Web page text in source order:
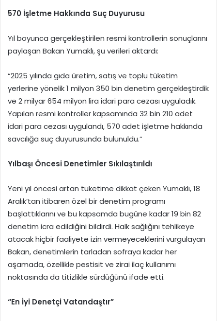
570 İşletme Hakkında Suç Duyurusu
Yıl boyunca gerçekleştirilen resmi kontrollerin sonuçlarını
paylaşan Bakan Yumaklı, şu verileri aktardı:
“2025 yılında gıda üretim, satış ve toplu tüketim
yerlerine yönelik 1 milyon 350 bin denetim gerçekleştirdik
ve 2 milyar 654 milyon lira idari para cezası uyguladık.
Yapılan resmi kontroller kapsamında 32 bin 210 adet
idari para cezası uygulandı, 570 adet işletme hakkında
savcılığa suç duyurusunda bulunuldu.”
Yılbaşı Öncesi Denetimler Sıkılaştırıldı
Yeni yıl öncesi artan tüketime dikkat çeken Yumaklı, 18
Aralık’tan itibaren özel bir denetim programı
başlattıklarını ve bu kapsamda bugüne kadar 19 bin 82
denetim icra edildiğini bildirdi. Halk sağlığını tehlikeye
atacak hiçbir faaliyete izin vermeyeceklerini vurgulayan
Bakan, denetimlerin tarladan sofraya kadar her
aşamada, özellikle pestisit ve zirai ilaç kullanımı
noktasında da titizlikle sürdüğünü ifade etti.
“En İyi Denetçi Vatandaştır”